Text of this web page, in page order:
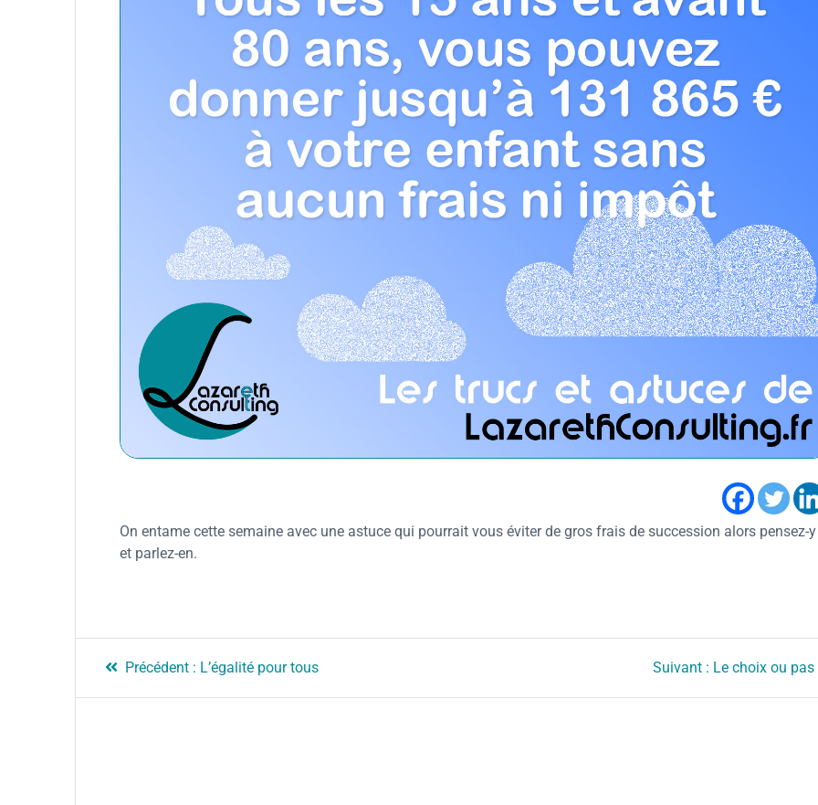
On entame cette semaine avec une astuce qui pourrait vous éviter de gros frais de succession alors pensez-y
et parlez-en.
Précédent : L’égalité pour tous Suivant : Le choix ou pas